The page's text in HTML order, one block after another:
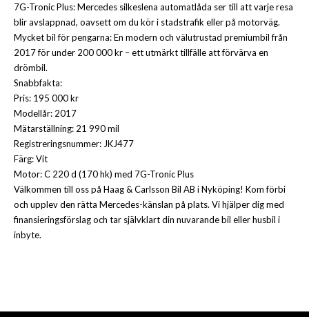
7G-Tronic Plus: Mercedes silkeslena automatlåda ser till att varje resa
blir avslappnad, oavsett om du kör i stadstrafik eller på motorväg.
Mycket bil för pengarna: En modern och välutrustad premiumbil från
2017 för under 200 000 kr – ett utmärkt tillfälle att förvärva en
drömbil.
Snabbfakta:
Pris: 195 000 kr
Modellår: 2017
Mätarställning: 21 990 mil
Registreringsnummer: JKJ477
Färg: Vit
Motor: C 220 d (170 hk) med 7G-Tronic Plus
Välkommen till oss på Haag & Carlsson Bil AB i Nyköping! Kom förbi
och upplev den rätta Mercedes-känslan på plats. Vi hjälper dig med
finansieringsförslag och tar självklart din nuvarande bil eller husbil i
inbyte.